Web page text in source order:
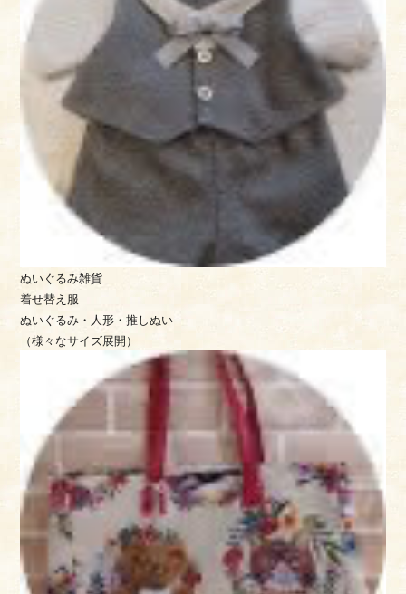
ぬいぐるみ雑貨
着せ替え服
ぬいぐるみ・人形・推しぬい
（様々なサイズ展開）